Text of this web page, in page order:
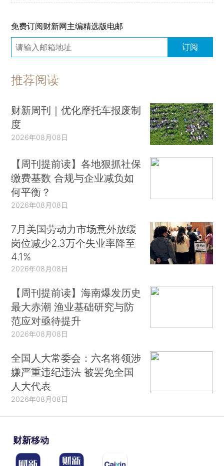
免费订阅财新网主编精选版电邮
订阅
推荐阅读
财新周刊｜优化摩托车报废制
度
2026年08月08日
【周刊提前读】各地狠抓社保
缴费基数 合规与企业减负如
何平衡？
2026年08月08日
7月美国劳动力市场意外放缓
岗位减少2.3万个失业率降至
4.1%
2026年08月08日
【周刊提前读】海南爆发历史
最大赤潮 渔业基础研究与防
范应对亟待提升
2026年08月08日
全国人大常委会：六名将领涉
嫌严重违纪违法 被罢免全国
人大代表
2026年08月08日
财新移动